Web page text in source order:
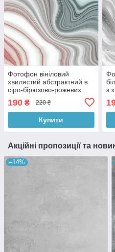
Фотофон вініловий
хвилястий абстрактний в
сіро-бірюзово-рожевих
для зйомки, 60x60 см,
№550420
190 ₴ 220 ₴
Купити
з
Акційні пропозиції та
–14%